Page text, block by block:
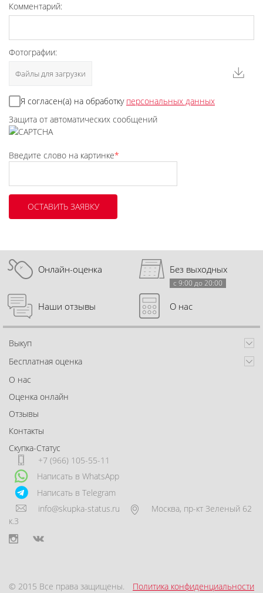
Комментарий:
Фотографии:
Файлы для загрузки
Я согласен(а) на обработку персональных данных
Защита от автоматических сообщений
Введите слово на картинке*
Онлайн-оценка Без выходных
с 9:00 до 20:00
Наши отзывы О нас
Выкуп
Бесплатная оценка
О нас
Оценка онлайн
Отзывы
Контакты
Скупка-Статус
+7 (966) 105-55-11
Написать в WhatsApp
Написать в Telegram
info@skupka-status.ru
Москва, пр-кт Зеленый 62
к.3
© 2015 Все права защищены. Политика конфиденциальности